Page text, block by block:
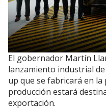
El gobernador Martín
lanzamiento industrial
up que se fabricará en la
producción estará
exportación.